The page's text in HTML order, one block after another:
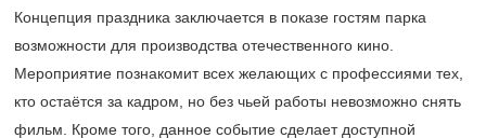
Концепция праздника заключается в показе гостям парка
возможности для производства отечественного кино.
Мероприятие познакомит всех желающих с профессиями тех,
кто остаётся за кадром, но без чьей работы невозможно снять
фильм. Кроме того, данное событие сделает доступной